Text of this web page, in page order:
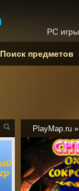
PlayMap.ru »
PC игры
Поиск предметов